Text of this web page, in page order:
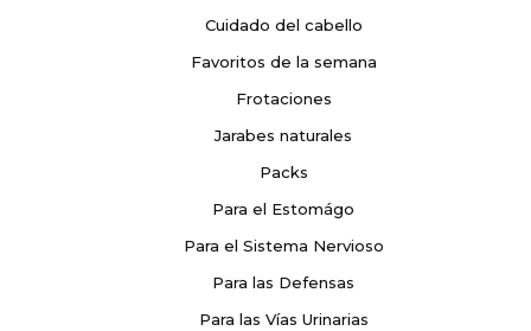
Cuidado del cabello
Favoritos de la semana
Frotaciones
Jarabes naturales
Packs
Para el Estomágo
Para el Sistema Nervioso
Para las Defensas
Para las Vías Urinarias